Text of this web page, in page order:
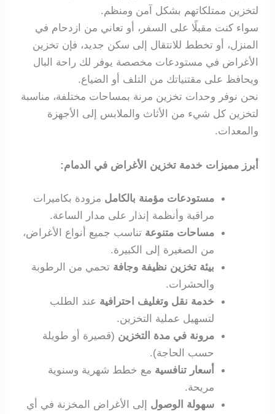
لتخزين ممتلكاتهم بشكل آمن ومنظم.
سواء كنت مقبلًا على السفر، أو تعاني من ازدحام في
المنزل، أو تخطط للانتقال إلى سكن جديد، فإن تخزين
الأغراض في مستودعات مخصصة يوفر لك راحة البال
ويحافظ على مقتنياتك من التلف أو الضياع.
نحن نوفر وحدات تخزين مرنة بمساحات مختلفة، مناسبة
لتخزين كل شيء من الأثاث والملابس إلى الأجهزة
والمعدات.
أبرز مميزات خدمة تخزين الأغراض في الدمام:
مستودعات مؤمنة بالكامل مزودة بكاميرات
مراقبة وأنظمة إنذار على مدار الساعة.
مساحات متنوعة تناسب جميع أنواع الأغراض،
من الصغيرة إلى الكبيرة.
بيئة تخزين نظيفة وجافة تحمي من الرطوبة
والحشرات.
خدمة نقل وتغليف احترافية عند الطلب
لتسهيل عملية التخزين.
مرونة في مدة التخزين (قصيرة أو طويلة
حسب الحاجة).
أسعار تنافسية مع خطط شهرية وسنوية
مريحة.
سهولة الوصول إلى الأغراض المخزنة في أي